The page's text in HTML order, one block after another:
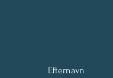
Efternavn